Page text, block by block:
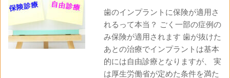
歯のインプラントに保険が適用さ
れるって本当？ ごく一部の症例の
み保険が適用されます 歯が抜けた
あとの治療でインプラントは基本
的には自由診療となりますが、 実
は厚生労働省が定めた条件を満た